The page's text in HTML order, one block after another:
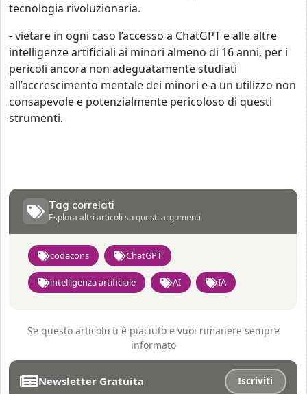
tecnologia rivoluzionaria.
- vietare in ogni caso l’accesso a ChatGPT e alle altre
intelligenze artificiali ai minori almeno di 16 anni, per i
pericoli ancora non adeguatamente studiati
all’accrescimento mentale dei minori e a un utilizzo non
consapevole e potenzialmente pericoloso di questi
strumenti.
Tag correlati
Esplora altri articoli su questi argomenti
codacons ChatGPT
intelligenza artificiale AI IA
Se questo articolo ti è piaciuto e vuoi rimanere sempre
informato
Newsletter Gratuita Iscriviti